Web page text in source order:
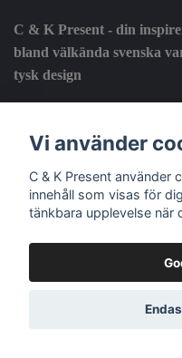
C & K Present - din
bland välkända svenska
tysk design
Sociala medier
©
Vi använder
C & K Present
innehåll som visas för
tänkbara upplevelse när